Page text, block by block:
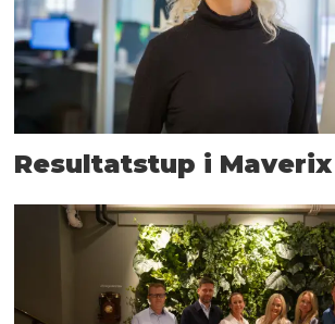
Resultatstup i Maverix